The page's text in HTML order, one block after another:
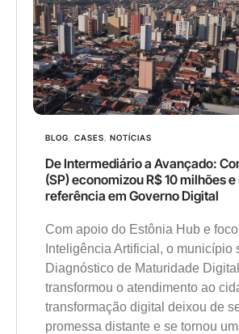
BLOG CASES NOTÍCIAS
De Intermediário a Avançado:
(SP) economizou R$ 10 milhões
referência em Governo Digital
Com apoio do Estônia Hub e
Inteligência Artificial, o município
Diagnóstico de Maturidade
transformou o atendimento ao
transformação digital deixou de
promessa distante e se tornou